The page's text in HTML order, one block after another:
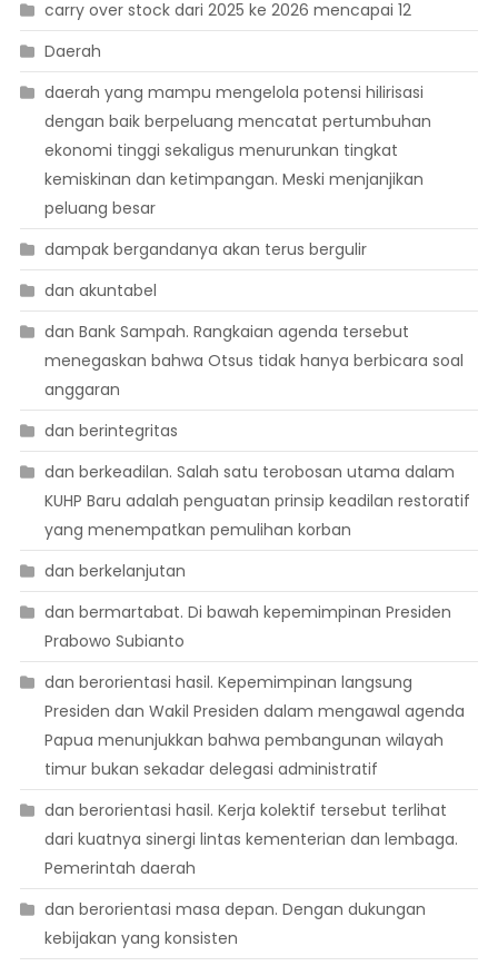
carry over stock dari 2025 ke 2026 mencapai 12
Daerah
daerah yang mampu mengelola potensi hilirisasi
dengan baik berpeluang mencatat pertumbuhan
ekonomi tinggi sekaligus menurunkan tingkat
kemiskinan dan ketimpangan. Meski menjanjikan
peluang besar
dampak bergandanya akan terus bergulir
dan akuntabel
dan Bank Sampah. Rangkaian agenda tersebut
menegaskan bahwa Otsus tidak hanya berbicara soal
anggaran
dan berintegritas
dan berkeadilan. Salah satu terobosan utama dalam
KUHP Baru adalah penguatan prinsip keadilan restoratif
yang menempatkan pemulihan korban
dan berkelanjutan
dan bermartabat. Di bawah kepemimpinan Presiden
Prabowo Subianto
dan berorientasi hasil. Kepemimpinan langsung
Presiden dan Wakil Presiden dalam mengawal agenda
Papua menunjukkan bahwa pembangunan wilayah
timur bukan sekadar delegasi administratif
dan berorientasi hasil. Kerja kolektif tersebut terlihat
dari kuatnya sinergi lintas kementerian dan lembaga.
Pemerintah daerah
dan berorientasi masa depan. Dengan dukungan
kebijakan yang konsisten